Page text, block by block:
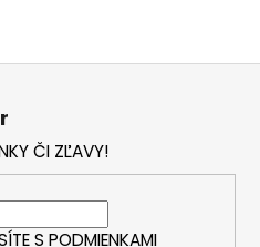
ČI ZĽAVY!
S PODMIENKAMI